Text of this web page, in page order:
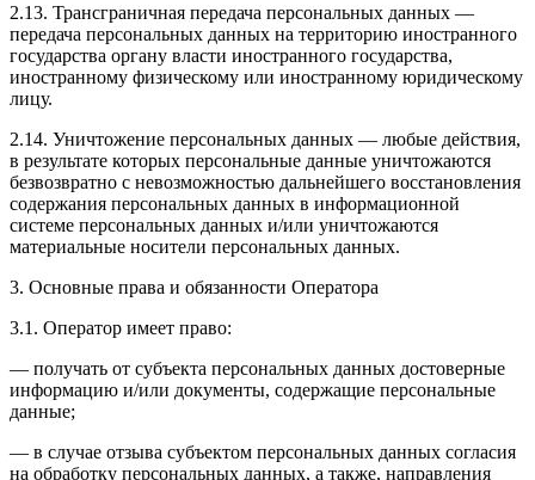
2.13. Трансграничная передача персональных данных —
передача персональных данных на территорию иностранного
государства органу власти иностранного государства,
иностранному физическому или иностранному юридическому
лицу.
2.14. Уничтожение персональных данных — любые действия,
в результате которых персональные данные уничтожаются
безвозвратно с невозможностью дальнейшего восстановления
содержания персональных данных в информационной
системе персональных данных и/или уничтожаются
материальные носители персональных данных.
3. Основные права и обязанности Оператора
3.1. Оператор имеет право:
— получать от субъекта персональных данных достоверные
информацию и/или документы, содержащие персональные
данные;
— в случае отзыва субъектом персональных данных согласия
на обработку персональных данных, а также, направления